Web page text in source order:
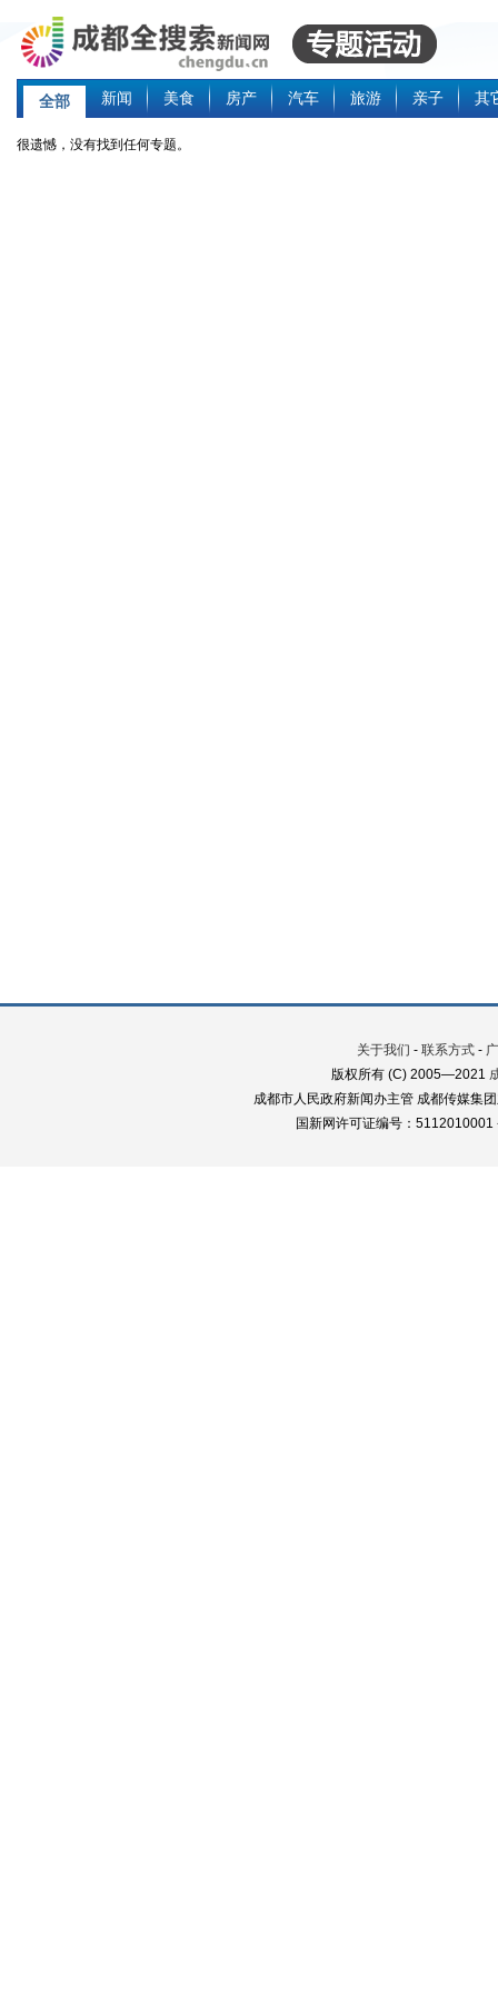
全部 新闻 美食 房产 汽车 旅游 亲子 其
很遗憾，没有找到任何专题。
关于我们 - 联系方式 -
版权所有 (C) 2005—2021
成都市人民政府新闻办主管 成都传媒集
国新网许可证编号：